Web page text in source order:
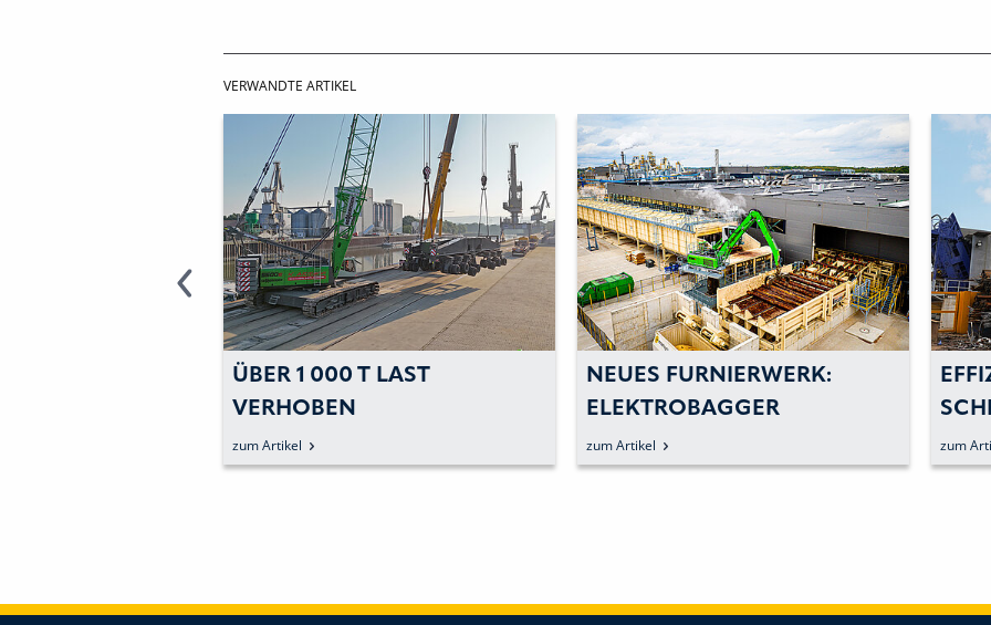
VERWANDTE ARTIKEL
ÜBER 1 000 T LAST
VERHOBEN
zum Artikel
NEUES FURNIERWERK:
ELEKTROBAGGER
OPTIMIERT MATERIALFLUSS
zum Artikel zum